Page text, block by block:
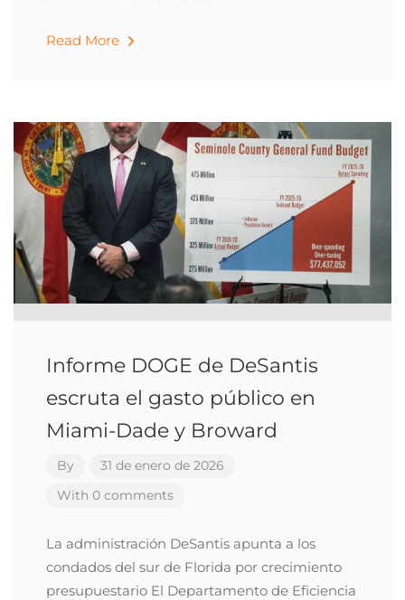
Read More
Informe DOGE de DeSantis
escruta el gasto público en
Miami-Dade y Broward
By
31 de enero de 2026
With 0 comments
La administración DeSantis apunta a los
condados del sur de Florida por crecimiento
presupuestario El Departamento de Eficiencia